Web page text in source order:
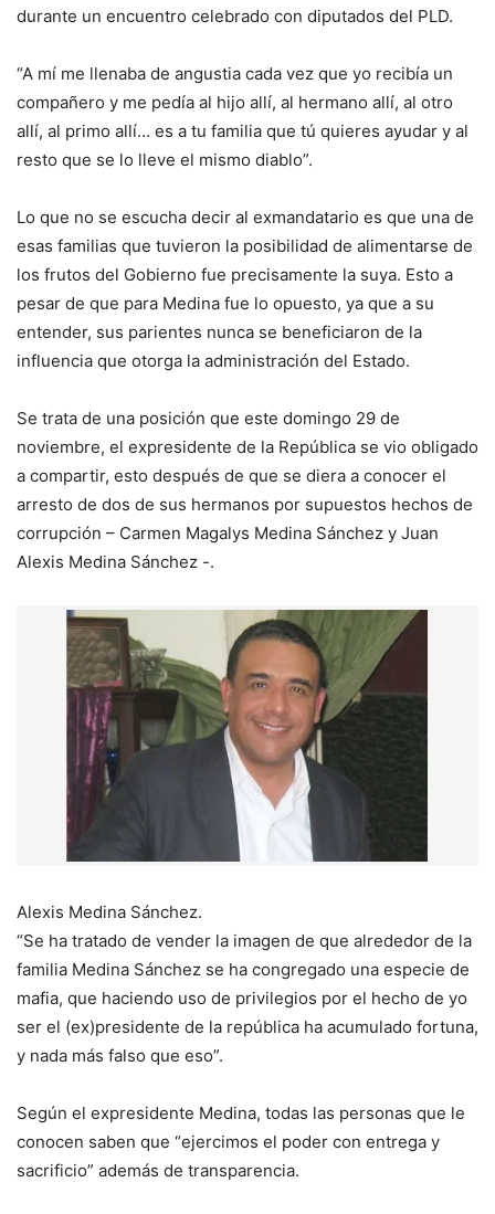
durante un encuentro celebrado con diputados del PLD.
“A mí me llenaba de angustia cada vez que yo recibía un
compañero y me pedía al hijo allí, al hermano allí, al otro
allí, al primo allí… es a tu familia que tú quieres ayudar y al
resto que se lo lleve el mismo diablo”.
Lo que no se escucha decir al exmandatario es que una de
esas familias que tuvieron la posibilidad de alimentarse de
los frutos del Gobierno fue precisamente la suya. Esto a
pesar de que para Medina fue lo opuesto, ya que a su
entender, sus parientes nunca se beneficiaron de la
influencia que otorga la administración del Estado.
Se trata de una posición que este domingo 29 de
noviembre, el expresidente de la República se vio obligado
a compartir, esto después de que se diera a conocer el
arresto de dos de sus hermanos por supuestos hechos de
corrupción – Carmen Magalys Medina Sánchez y Juan
Alexis Medina Sánchez -.
Alexis Medina Sánchez.
“Se ha tratado de vender la imagen de que alrededor de la
familia Medina Sánchez se ha congregado una especie de
mafia, que haciendo uso de privilegios por el hecho de yo
ser el (ex)presidente de la república ha acumulado fortuna,
y nada más falso que eso”.
Según el expresidente Medina, todas las personas que le
conocen saben que “ejercimos el poder con entrega y
sacrificio” además de transparencia.